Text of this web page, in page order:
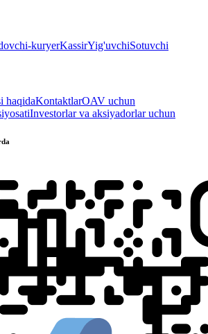
kuryerKassirYig'uvchiSotuvchi
haqidaKontaktlarOAV uchun
Investorlar va aksiyadorlar uchun